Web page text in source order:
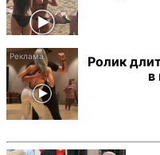
Ролик
в